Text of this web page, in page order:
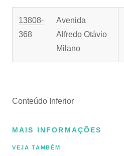
13808-
368
Avenida
Alfredo Otávio
Milano
Conteúdo Inferior
MAIS INFORMAÇÕES
VEJA TAMBÉM